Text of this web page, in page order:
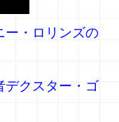
ー・ロリンズの
デクスター・ゴ